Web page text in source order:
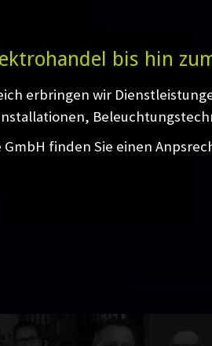
bis hin
erbringen wir
GmbH finden Sie einen